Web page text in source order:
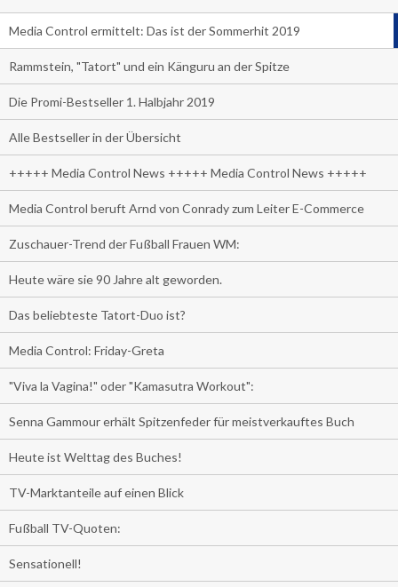
Media Control ermittelt: Das ist der Sommerhit 2019
Rammstein, "Tatort" und ein Känguru an der Spitze
Die Promi-Bestseller 1. Halbjahr 2019
Alle Bestseller in der Übersicht
+++++ Media Control News +++++ Media Control News +++++
Media Control beruft Arnd von Conrady zum Leiter E-Commerce
Zuschauer-Trend der Fußball Frauen WM:
Heute wäre sie 90 Jahre alt geworden.
Das beliebteste Tatort-Duo ist?
Media Control: Friday-Greta
"Viva la Vagina!" oder "Kamasutra Workout":
Senna Gammour erhält Spitzenfeder für meistverkauftes Buch
Heute ist Welttag des Buches!
TV-Marktanteile auf einen Blick
Fußball TV-Quoten:
Sensationell!